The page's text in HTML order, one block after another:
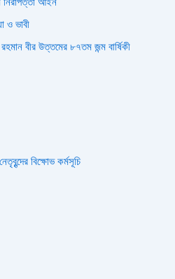
ও ভাবী
রহমান বীর উত্তমের ৮৭তম জন্ম বার্ষিকী